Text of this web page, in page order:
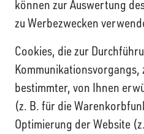
können zur Auswertung
zu Werbezwecken
Cookies, die zur
bestimmter, von Ihnen
(z. B. für die
Optimierung der Website